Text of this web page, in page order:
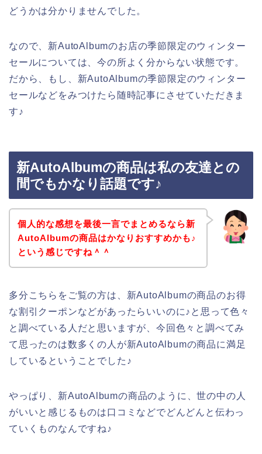
どうかは分かりませんでした。
なので、新AutoAlbumのお店の季節限定のウィンター
セールについては、今の所よく分からない状態です。
だから、もし、新AutoAlbumの季節限定のウィンター
セールなどをみつけたら随時記事にさせていただきま
す♪
新AutoAlbumの商品は私の友達との
間でもかなり話題です♪
個人的な感想を最後一言でまとめるなら新
AutoAlbumの商品はかなりおすすめかも♪
という感じですね＾＾
多分こちらをご覧の方は、新AutoAlbumの商品のお得
な割引クーポンなどがあったらいいのに♪と思って色々
と調べている人だと思いますが、今回色々と調べてみ
て思ったのは数多くの人が新AutoAlbumの商品に満足
しているということでした♪
やっぱり、新AutoAlbumの商品のように、世の中の人
がいいと感じるものは口コミなどでどんどんと伝わっ
ていくものなんですね♪